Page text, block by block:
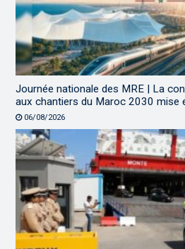
Journée nationale des MRE | La
aux chantiers du Maroc 2030 mise
06/08/2026